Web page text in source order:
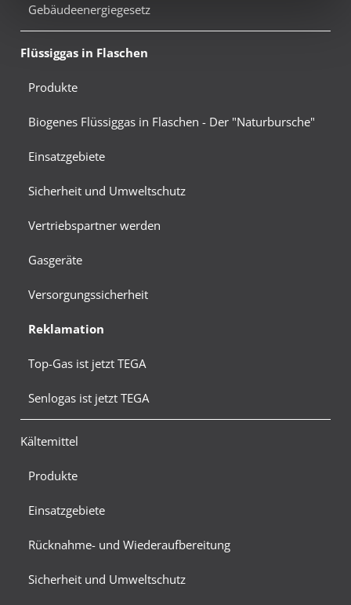
Gebäudeenergiegesetz
Flüssiggas in Flaschen
Produkte
Biogenes Flüssiggas in Flaschen - Der "Naturbursche"
Einsatzgebiete
Sicherheit und Umweltschutz
Vertriebspartner werden
Gasgeräte
Versorgungssicherheit
Reklamation
Top-Gas ist jetzt TEGA
Senlogas ist jetzt TEGA
Kältemittel
Produkte
Einsatzgebiete
Rücknahme- und Wiederaufbereitung
Sicherheit und Umweltschutz